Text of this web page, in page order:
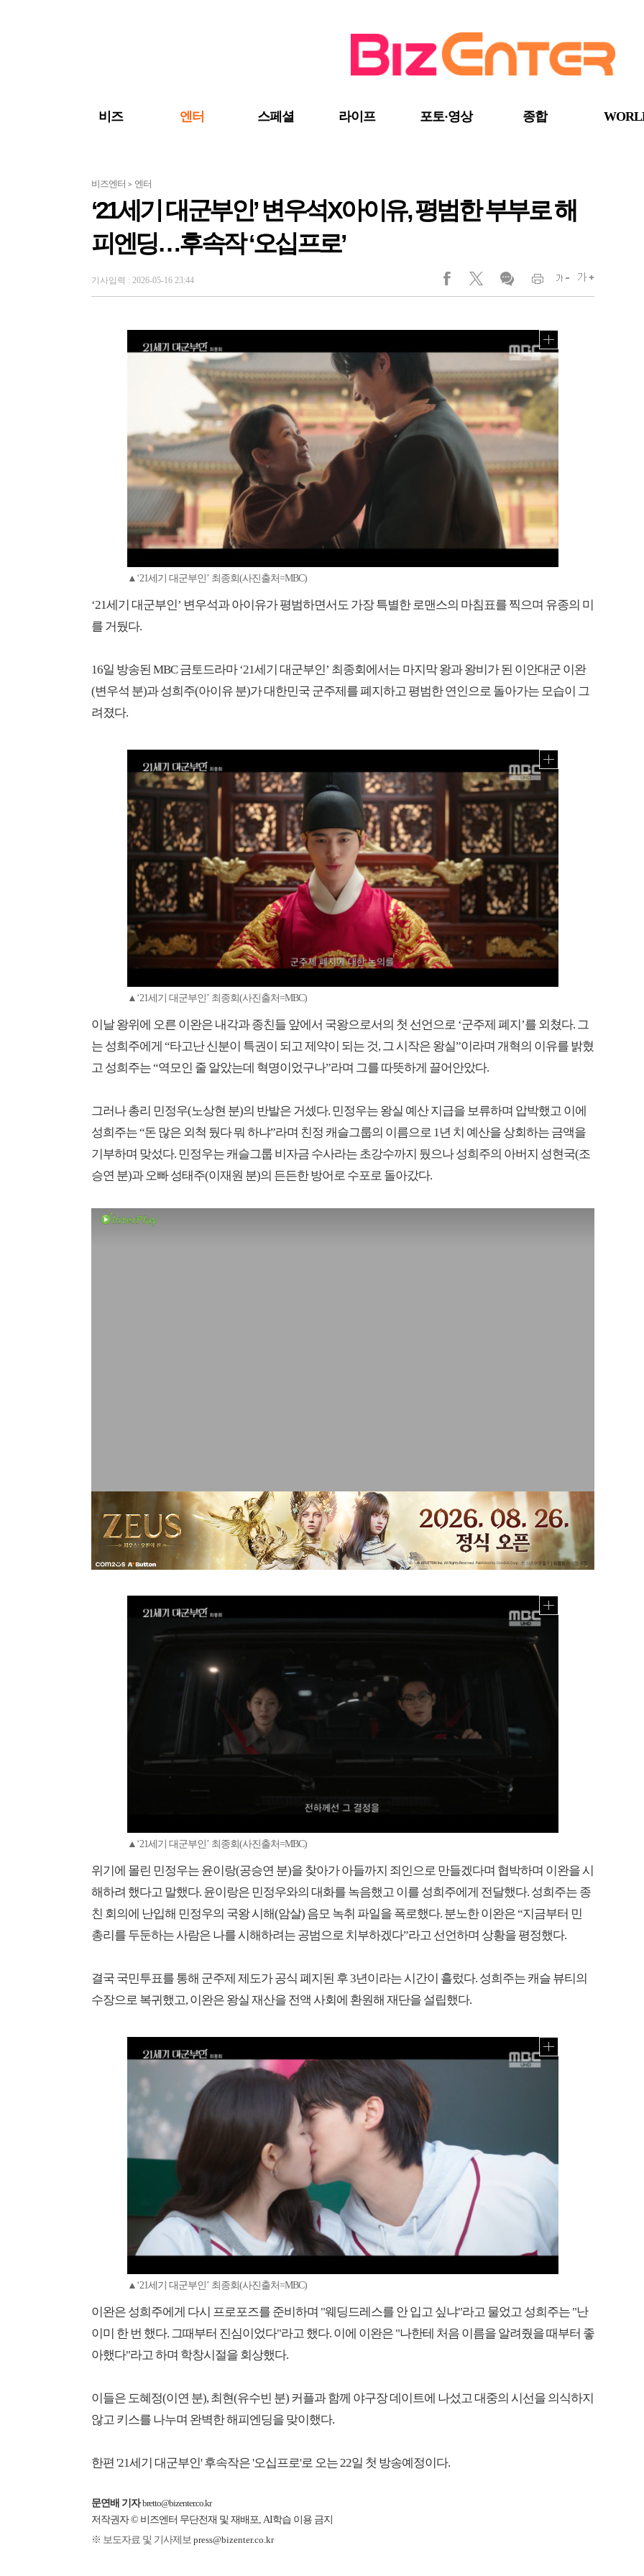
비즈 엔터 스페셜 라이프 포토·영상 종합
비즈엔터 > 엔터
‘21세기 대군부인’ 변우석X아이유, 평범한 부부로 해
피엔딩…후속작 ‘오십프로’
기사입력 : 2026-05-16 23:44
▲‘21세기 대군부인’ 최종회(사진출처=MBC)
‘21세기 대군부인’ 변우석과 아이유가 평범하면서도 가장 특별한 로맨스의 마침표를 찍으며 유종의 미
를 거뒀다.
16일 방송된 MBC 금토드라마 ‘21세기 대군부인’ 최종회에서는 마지막 왕과 왕비가 된 이안대군 이완
(변우석 분)과 성희주(아이유 분)가 대한민국 군주제를 폐지하고 평범한 연인으로 돌아가는 모습이 그
려졌다.
▲‘21세기 대군부인’ 최종회(사진출처=MBC)
이날 왕위에 오른 이완은 내각과 종친들 앞에서 국왕으로서의 첫 선언으로 ‘군주제 폐지’를 외쳤다. 그
는 성희주에게 “타고난 신분이 특권이 되고 제약이 되는 것, 그 시작은 왕실”이라며 개혁의 이유를 밝혔
고 성희주는 “역모인 줄 알았는데 혁명이었구나”라며 그를 따뜻하게 끌어안았다.
그러나 총리 민정우(노상현 분)의 반발은 거셌다. 민정우는 왕실 예산 지급을 보류하며 압박했고 이에
성희주는 “돈 많은 외척 뒀다 뭐 하냐”라며 친정 캐슬그룹의 이름으로 1년 치 예산을 상회하는 금액을
기부하며 맞섰다. 민정우는 캐슬그룹 비자금 수사라는 초강수까지 뒀으나 성희주의 아버지 성현국(조
승연 분)과 오빠 성태주(이재원 분)의 든든한 방어로 수포로 돌아갔다.
▲‘21세기 대군부인’ 최종회(사진출처=MBC)
위기에 몰린 민정우는 윤이랑(공승연 분)을 찾아가 아들까지 죄인으로 만들겠다며 협박하며 이완을 시
해하려 했다고 말했다. 윤이랑은 민정우와의 대화를 녹음했고 이를 성희주에게 전달했다. 성희주는 종
친 회의에 난입해 민정우의 국왕 시해(암살) 음모 녹취 파일을 폭로했다. 분노한 이완은 “지금부터 민
총리를 두둔하는 사람은 나를 시해하려는 공범으로 치부하겠다”라고 선언하며 상황을 평정했다.
결국 국민투표를 통해 군주제 제도가 공식 폐지된 후 3년이라는 시간이 흘렀다. 성희주는 캐슬 뷰티의
수장으로 복귀했고, 이완은 왕실 재산을 전액 사회에 환원해 재단을 설립했다.
▲‘21세기 대군부인’ 최종회(사진출처=MBC)
이완은 성희주에게 다시 프로포즈를 준비하며 "웨딩드레스를 안 입고 싶냐"라고 물었고 성희주는 "난
이미 한 번 했다. 그때부터 진심이었다"라고 했다. 이에 이완은 "나한테 처음 이름을 알려줬을 때부터 좋
아했다"라고 하며 학창시절을 회상했다.
이들은 도혜정(이연 분), 최현(유수빈 분) 커플과 함께 야구장 데이트에 나섰고 대중의 시선을 의식하지
않고 키스를 나누며 완벽한 해피엔딩을 맞이했다.
한편 '21세기 대군부인' 후속작은 '오십프로'로 오는 22일 첫 방송예정이다.
문연배 기자 bretto@bizenter.co.kr
저작권자 © 비즈엔터 무단전재 및 재배포, AI학습 이용 금지
※ 보도자료 및 기사제보 press@bizenter.co.kr